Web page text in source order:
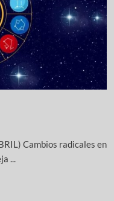
Cambios radicales en
...